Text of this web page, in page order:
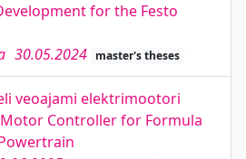
for the Festo
30.05.2024 master's theses
veoajami elektrimootori
Controller for Formula